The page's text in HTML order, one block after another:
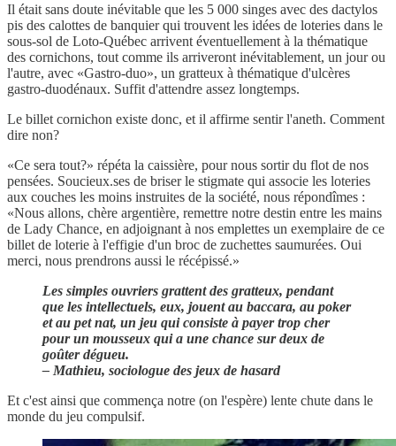
Il était sans doute inévitable que les 5 000 singes avec des dactylos
pis des calottes de banquier qui trouvent les idées de loteries dans le
sous-sol de Loto-Québec arrivent éventuellement à la thématique
des cornichons, tout comme ils arriveront inévitablement, un jour ou
l'autre, avec «Gastro-duo», un gratteux à thématique d'ulcères
gastro-duodénaux. Suffit d'attendre assez longtemps.
Le billet cornichon existe donc, et il affirme sentir l'aneth. Comment
dire non?
«Ce sera tout?» répéta la caissière, pour nous sortir du flot de nos
pensées. Soucieux.ses de briser le stigmate qui associe les loteries
aux couches les moins instruites de la société, nous répondîmes :
«Nous allons, chère argentière, remettre notre destin entre les mains
de Lady Chance, en adjoignant à nos emplettes un exemplaire de ce
billet de loterie à l'effigie d'un broc de zuchettes saumurées. Oui
merci, nous prendrons aussi le récépissé.»
Les simples ouvriers grattent des gratteux, pendant
que les intellectuels, eux, jouent au baccara, au poker
et au pet nat, un jeu qui consiste à payer trop cher
pour un mousseux qui a une chance sur deux de
goûter dégueu.
– Mathieu, sociologue des jeux de hasard
Et c'est ainsi que commença notre (on l'espère) lente chute dans le
monde du jeu compulsif.